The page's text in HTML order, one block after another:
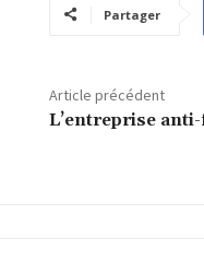
Partager
Article précédent
L’entreprise